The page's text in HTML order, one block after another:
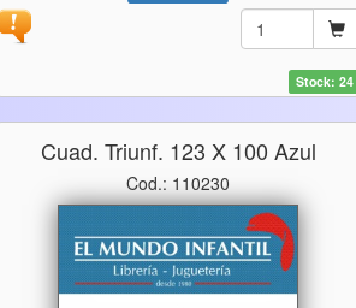
Stock: 24
Cuad. Triunf. 123 X 100 Azul
Cod.: 110230